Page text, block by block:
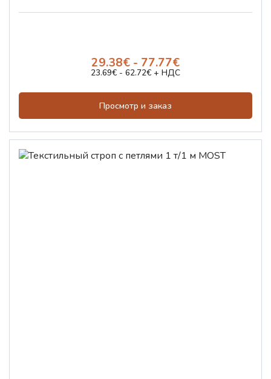
29.38€ - 77.77€
23.69€ - 62.72€ + НДС
Просмотр и заказ